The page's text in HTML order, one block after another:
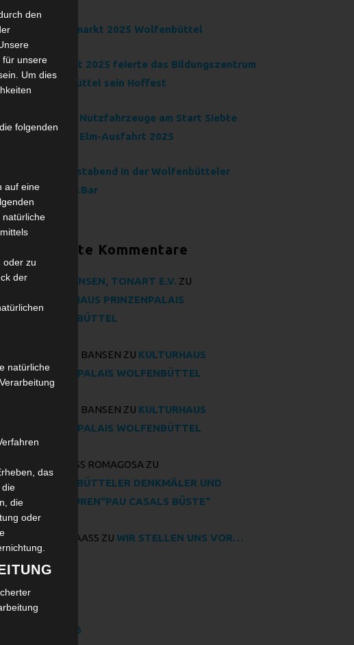
Adventsmarkt 2025 Wolfenbüttel
Im August 2025 feierte das Bildungszentrum
Wolfenbüttel sein Hoffest
Oldtimer Nutzfahrzeuge am Start Siebte
BÜSSING Elm-Ausfahrt 2025
Kleinkunstabend in der Wolfenbütteler
Veränder.Bar
Neueste Kommentare
JÖRG BANSEN, TONART E.V. ZU
KULTURHAUS PRINZENPALAIS
WOLFENBÜTTEL
SUSANNE BANSEN ZU KULTURHAUS
PRINZENPALAIS WOLFENBÜTTEL
SUSANNE BANSEN ZU KULTURHAUS
PRINZENPALAIS WOLFENBÜTTEL
EVA PRUSS ROMAGOSA ZU
WOLFENBÜTTELER DENKMÄLER UND
SKULPTUREN“PAU CASALS BÜSTE“
KARIN MAASS ZUWIR STELLEN UNS VOR…
JULI 2026
den
für unsere
Um dies
folgenden
auf eine
natürliche
oder zu
der
natürliche
das
die
die
oder